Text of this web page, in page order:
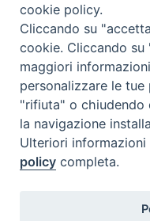
di
Diocesi di
cookie policy.
Cliccando su
cookie. Cliccando
maggiori
personalizzare le
"rifiuta" o chiudendo
la navigazione
Ulteriori
policy completa.